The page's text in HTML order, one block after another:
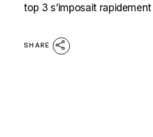
top 3 s’imposait
SHARE